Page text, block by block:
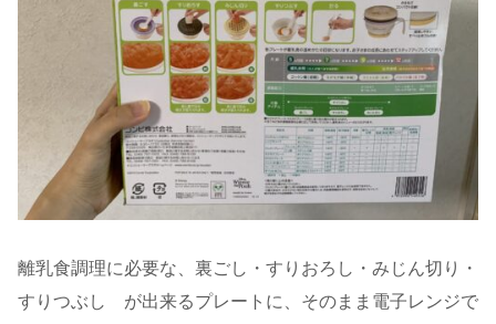
離乳食調理に必要な、裏ごし・すりおろし・みじん切り・
すりつぶし が出来るプレートに、そのまま電子レンジで